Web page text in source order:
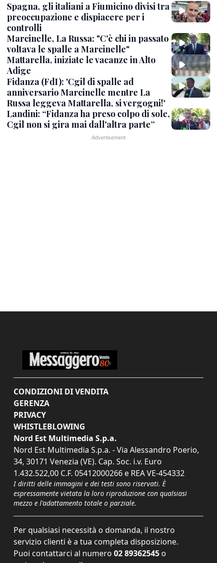
Spagna, gli italiani a Fiumicino divisi tra
preoccupazione e dispiacere per i
controlli
Marcinelle, La Russa: "C'è chi in passato
voltava le spalle a Marcinelle"
Mattarella, iniziate le vacanze in Alto
Adige
Fidanza (FdI): 'Cgil di spalle ad
anniversario Marcinelle mentre La
Russa leggeva Mattarella, si vergogni!'
Landini: “Fidanza ha preso colpo di sole,
Cgil non si gira mai dall'altra parte”
CONDIZIONI DI VENDITA
GERENZA
PRIVACY
WHISTLEBLOWING
Nord Est Multimedia S.p.a.
Nord Est Multimedia S.p.a. - Via Alessandro Poerio,
34, 30171 Venezia (VE). Cap. Soc. i.v. Euro
1.432.522,00 C.F. 05412000266 e REA VE-454332
I diritti delle immagini e dei testi sono riservati. È
espressamente vietata la loro riproduzione con qualsiasi
mezzo e l'adattamento totale o parziale.
Per qualsiasi necessità o domanda, il nostro
servizio clienti è a tua completa disposizione.
Puoi contattarci al numero 02 89362545 o